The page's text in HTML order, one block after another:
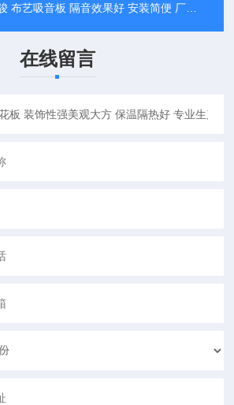
布艺吸音板 隔音效果好 安装简便 厂家定制
在线留言